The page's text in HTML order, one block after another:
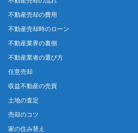
不動産売却の費用
不動産売却時のローン
不動産業界の裏側
不動産業者の選び方
任意売却
収益不動産の売買
土地の査定
売却のコツ
家の住み替え